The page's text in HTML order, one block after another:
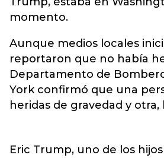
momento.
Aunque medios locales
reportaron que no había
Departamento de
York confirmó que una
heridas de gravedad y otra,
Eric Trump, uno de los